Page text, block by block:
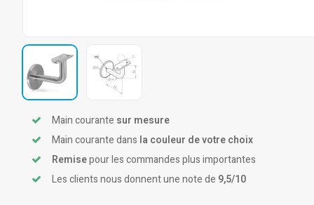
Main courante sur mesure
Main courante dans la couleur de votre choix
Remisepour les commandes plus importantes
Les clients nous donnent une note de 9,5/10